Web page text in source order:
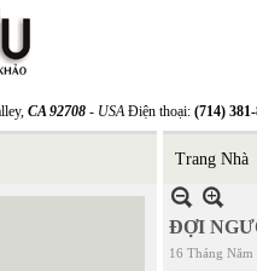
CA 92708 - USAĐiện thoại: (714)
Trang Nhà
ĐỢI
16 Tháng Năm